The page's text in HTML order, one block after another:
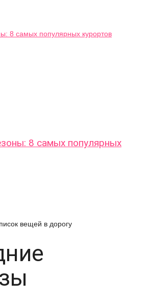
8 самых популярных
вещей в дорогу